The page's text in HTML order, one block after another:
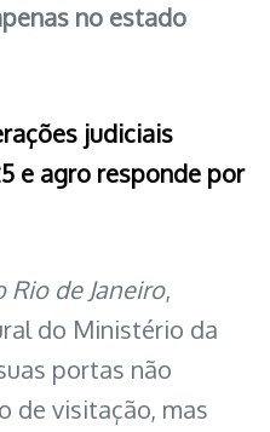
no estado
judiciais
e agro responde por
Rio de Janeiro,
do Ministério da
portas não
de visitação, mas